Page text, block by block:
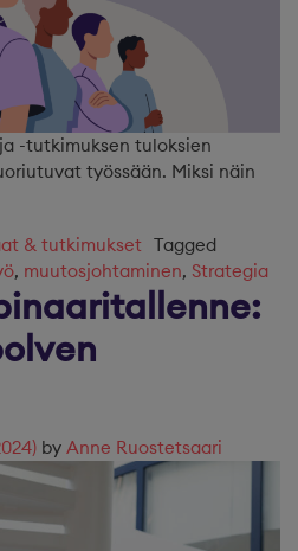
-tutkimuksen tuloksien
työssään. Miksi näin
& tutkimukset Tagged
, muutosjohtaminen, Strategia
by Anne Ruostetsaari